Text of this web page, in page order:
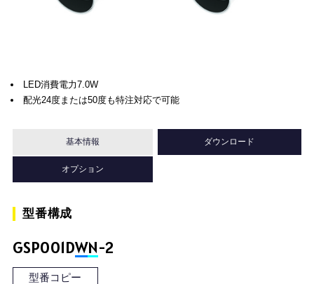
LED消費電力7.0W
配光24度または50度も特注対応で可能
基本情報 ダウンロード
オプション
型番構成
GSP001DWN-2
型番コピー